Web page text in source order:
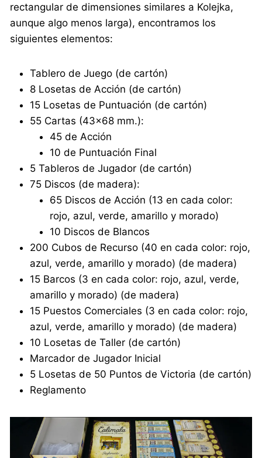
rectangular de dimensiones similares a Kolejka,
aunque algo menos larga), encontramos los
siguientes elementos:
Tablero de Juego (de cartón)
8 Losetas de Acción (de cartón)
15 Losetas de Puntuación (de cartón)
55 Cartas (43×68 mm.):
45 de Acción
10 de Puntuación Final
5 Tableros de Jugador (de cartón)
75 Discos (de madera):
65 Discos de Acción (13 en cada color:
rojo, azul, verde, amarillo y morado)
10 Discos de Blancos
200 Cubos de Recurso (40 en cada color: rojo,
azul, verde, amarillo y morado) (de madera)
15 Barcos (3 en cada color: rojo, azul, verde,
amarillo y morado) (de madera)
15 Puestos Comerciales (3 en cada color: rojo,
azul, verde, amarillo y morado) (de madera)
10 Losetas de Taller (de cartón)
Marcador de Jugador Inicial
5 Losetas de 50 Puntos de Victoria (de cartón)
Reglamento